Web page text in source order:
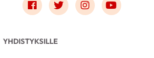
Link to facebook
Link to twitter
Link to Link to
YHDISTYKSILLE